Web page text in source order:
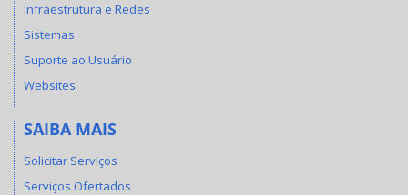
Infraestrutura e Redes
Sistemas
Suporte ao Usuário
Websites
SAIBA MAIS
Solicitar Serviços
Serviços Ofertados